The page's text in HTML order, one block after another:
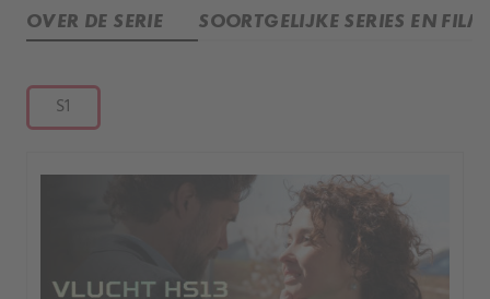
OVER DE SERIE SOORTGELIJKE SERIES EN
S1